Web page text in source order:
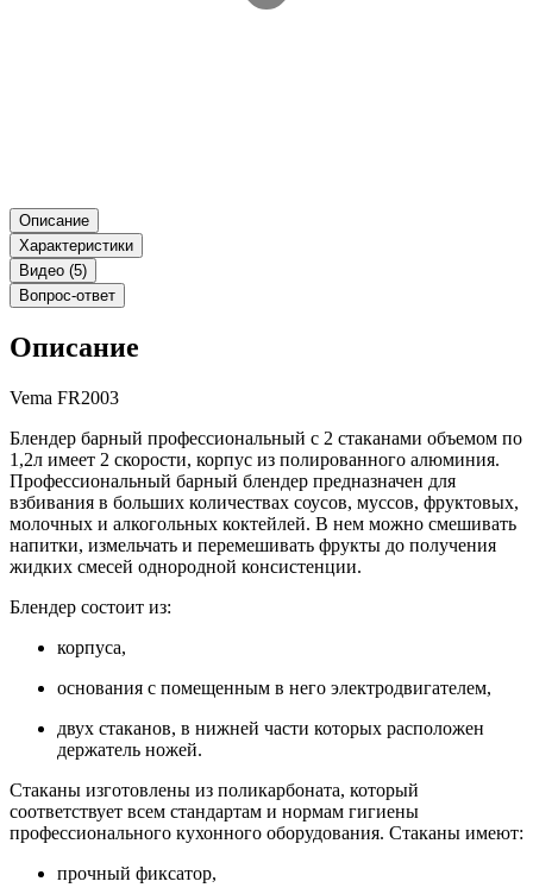
Описание
Характеристики
Видео (5)
Вопрос-ответ
Описание
Vema FR2003
Блендер барный профессиональный с 2 стаканами объемом по
1,2л имеет 2 скорости, корпус из полированного алюминия.
Профессиональный барный блендер предназначен для
взбивания в больших количествах соусов, муссов, фруктовых,
молочных и алкогольных коктейлей. В нем можно смешивать
напитки, измельчать и перемешивать фрукты до получения
жидких смесей однородной консистенции.
Блендер состоит из:
корпуса,
основания с помещенным в него электродвигателем,
двух стаканов, в нижней части которых расположен
держатель ножей.
Стаканы изготовлены из поликарбоната, который
соответствует всем стандартам и нормам гигиены
профессионального кухонного оборудования. Стаканы имеют:
прочный фиксатор,